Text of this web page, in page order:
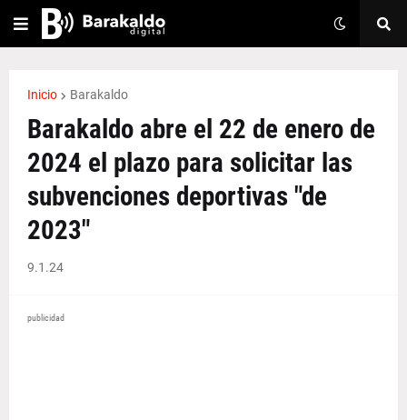
Inicio Barakaldo
Barakaldo abre el 22 de enero de
2024 el plazo para solicitar las
subvenciones deportivas "de
2023"
9.1.24
publicidad